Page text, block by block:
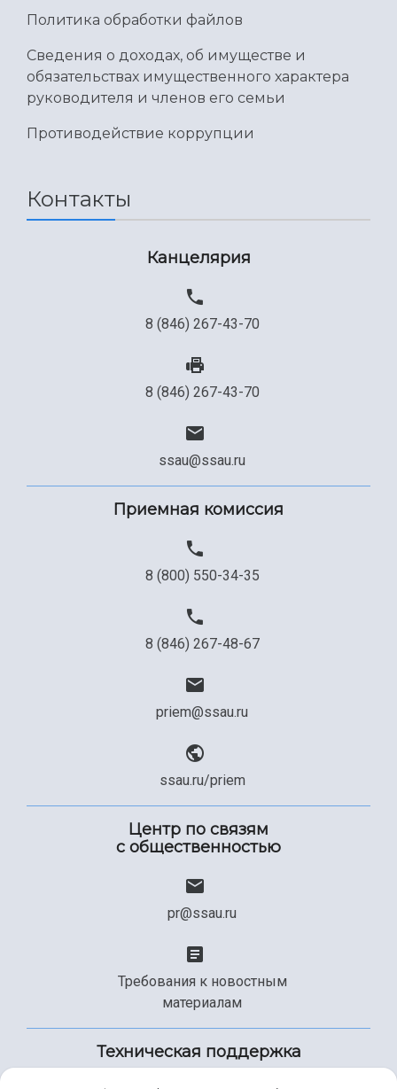
Политика обработки файлов
Сведения о доходах, об имуществе и
обязательствах имущественного характера
руководителя и членов его семьи
Противодействие коррупции
Контакты
Канцелярия
8 (846) 267-43-70
8 (846) 267-43-70
ssau@ssau.ru
Приемная комиссия
8 (800) 550-34-35
8 (846) 267-48-67
priem@ssau.ru
ssau.ru/priem
Центр по связям
с общественностью
pr@ssau.ru
Требования к новостным
материалам
Техническая поддержка